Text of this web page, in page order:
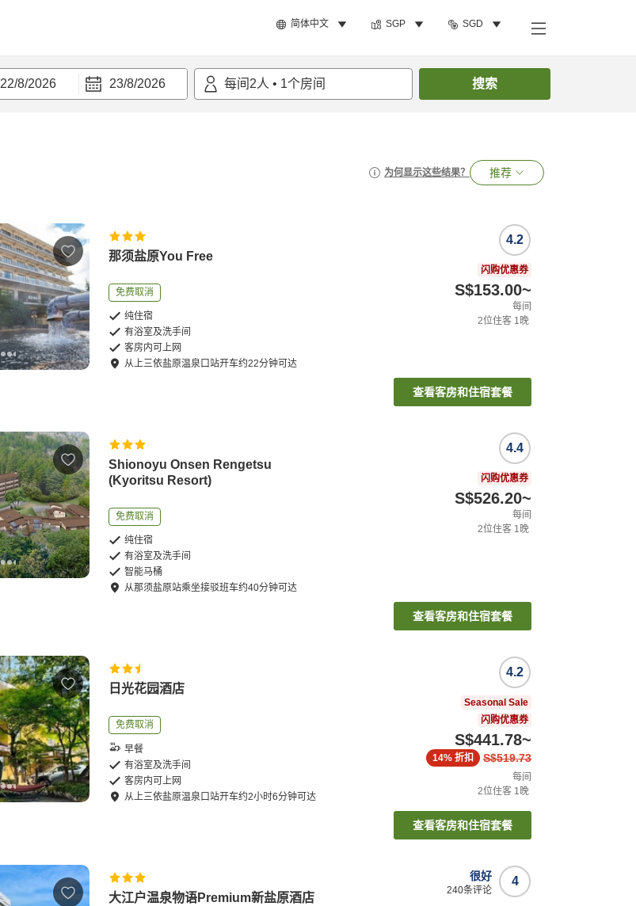
简体中文 SGP SGD
22/8/2026 23/8/2026 每间 2人 • 1个房间 搜索
为何显示这些结果？ 推荐
那须盐原You Free
免费取消
纯住宿
有浴室及洗手间
客房内可上网
从上三依盐原温泉口站开车约22分钟可达
4.2
闪购优惠券
S$153.00~
每间
2位住客 1晚
查看客房和住宿套餐
Shionoyu Onsen Rengetsu
(Kyoritsu Resort)
免费取消
纯住宿
有浴室及洗手间
智能马桶
从那须盐原站乘坐接驳班车约40分钟可达
4.4
闪购优惠券
S$526.20~
每间
2位住客 1晚
查看客房和住宿套餐
日光花园酒店
免费取消
早餐
有浴室及洗手间
客房内可上网
从上三依盐原温泉口站开车约2小时6分钟可达
4.2
Seasonal Sale
闪购优惠券
S$441.78~
S$519.73
14% 折扣
每间
2位住客 1晚
查看客房和住宿套餐
大江户温泉物语Premium新盐原酒店
4
很好
240条评论